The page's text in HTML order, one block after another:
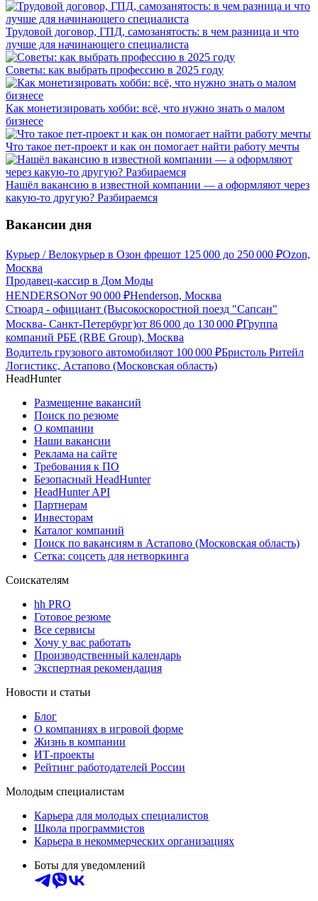
Трудовой договор, ГПД, самозанятость: в чем разница и что
лучше для начинающего специалиста
Советы: как выбрать профессию в 2025 году
Как монетизировать хобби: всё, что нужно знать о малом
бизнесе
Что такое пет-проект и как он помогает найти работу мечты
Нашёл вакансию в известной компании — а оформляют через
какую-то другую? Разбираемся
Вакансии дня
Курьер / Велокурьер в Озон фрешот 125 000 до 250 000 ₽Ozon,
Москва
Продавец-кассир в Дом Моды
HENDERSONот 90 000 ₽Henderson, Москва
Стюард - официант (Высокоскоростной поезд "Сапсан"
Москва- Санкт-Петербург)от 86 000 до 130 000 ₽Группа
компаний РБЕ (RBE Group), Москва
Водитель грузового автомобиляот 100 000 ₽Бристоль Ритейл
Логистикс, Астапово (Московская область)
HeadHunter
Размещение вакансий
Поиск по резюме
О компании
Наши вакансии
Реклама на сайте
Требования к ПО
Безопасный HeadHunter
HeadHunter API
Партнерам
Инвесторам
Каталог компаний
Поиск по вакансиям в Астапово (Московская область)
Сетка: соцсеть для нетворкинга
Соискателям
hh PRO
Готовое резюме
Все сервисы
Хочу у вас работать
Производственный календарь
Экспертная рекомендация
Новости и статьи
Блог
О компаниях в игровой форме
Жизнь в компании
ИТ-проекты
Рейтинг работодателей России
Молодым специалистам
Карьера для молодых специалистов
Школа программистов
Карьера в некоммерческих организациях
Боты для уведомлений